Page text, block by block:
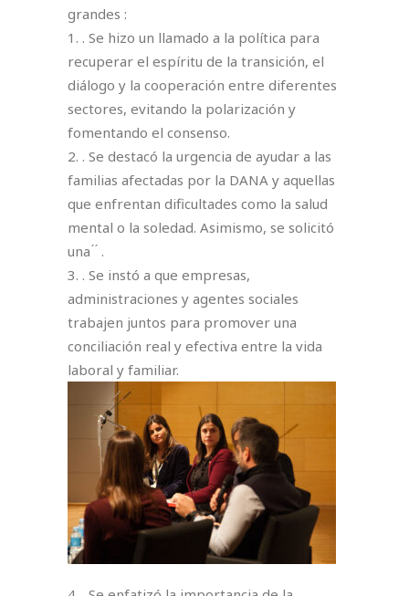
grandes :⁣
1. . Se hizo un llamado a la política para
recuperar el espíritu de la transición, el
diálogo y la cooperación entre diferentes
sectores, evitando la polarización y
fomentando el consenso.⁣
2. . Se destacó la urgencia de ayudar a las
familias afectadas por la DANA y aquellas
que enfrentan dificultades como la salud
mental o la soledad. Asimismo, se solicitó
una ́ ́ .⁣
3. . Se instó a que empresas,
administraciones y agentes sociales
trabajen juntos para promover una
conciliación real y efectiva entre la vida
laboral y familiar.⁣